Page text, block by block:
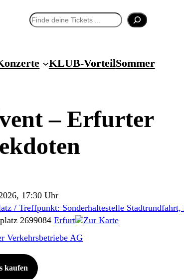
Suchen
KLUB-VorteilSommer
– Erfurter
17:30 Uhr
/ Treffpunkt: Sonderhaltestelle
2699084 Erfurt
Zur Karte
Verkehrsbetriebe AG
kaufen